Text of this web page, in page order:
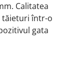
Calitatea
tăieturi într-o
gata